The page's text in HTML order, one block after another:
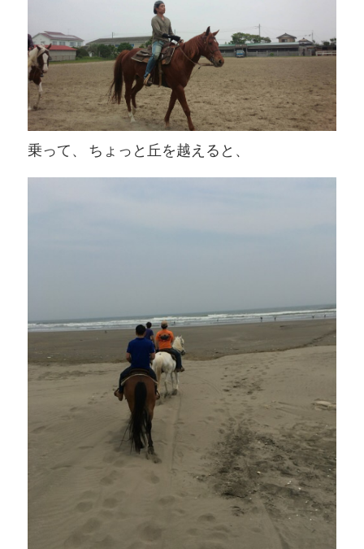
乗って、 ちょっと丘を越えると、